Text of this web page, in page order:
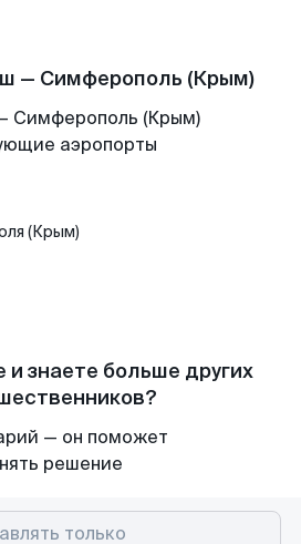
— Симферополь (Крым)
Симферополь (Крым)
аэропорты
(Крым)
и знаете больше других
— он поможет
решение